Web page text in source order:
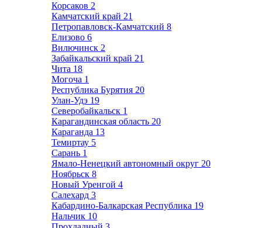
Корсаков 2
Камчатский край 21
Петропавловск-Камчатский 8
Елизово 6
Вилючинск 2
Забайкальский край 21
Чита 18
Могоча 1
Республика Бурятия 20
Улан-Удэ 19
Северобайкальск 1
Карагандинская область 20
Караганда 13
Темиртау 5
Сарань 1
Ямало-Ненецкий автономный округ 20
Ноябрьск 8
Новый Уренгой 4
Салехард 3
Кабардино-Балкарская Республика 19
Нальчик 10